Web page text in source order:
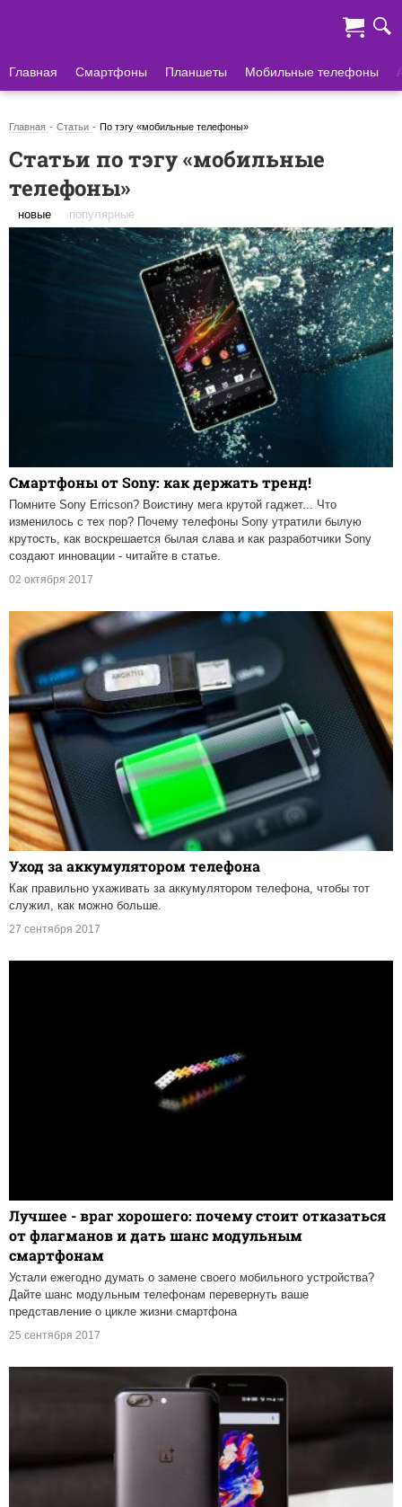
Главная Смартфоны Планшеты Мобильные телефоны
Главная Статьи По тэгу «мобильные телефоны»
Статьи по тэгу «мобильные
телефоны»
новые популярные
Смартфоны от Sony: как держать тренд!
Помните Sony Erricson? Воистину мега крутой гаджет... Что
изменилось с тех пор? Почему телефоны Sony утратили былую
крутость, как воскрешается былая слава и как разработчики Sony
создают инновации - читайте в статье.
02 октября 2017
Уход за аккумулятором телефона
Как правильно ухаживать за аккумулятором телефона, чтобы тот
служил, как можно больше.
27 сентября 2017
Лучшее - враг хорошего: почему стоит отказаться
от флагманов и дать шанс модульным
смартфонам
Устали ежегодно думать о замене своего мобильного устройства?
Дайте шанс модульным телефонам перевернуть ваше
представление о цикле жизни смартфона
25 сентября 2017